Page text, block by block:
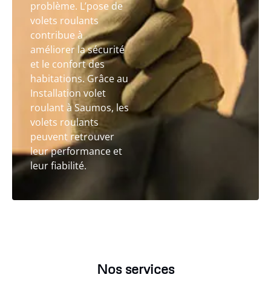
problème. L’pose de
volets roulants
contribue à
améliorer la sécurité
et le confort des
habitations. Grâce au
Installation volet
roulant à Saumos, les
volets roulants
peuvent retrouver
leur performance et
leur fiabilité.
Nos services